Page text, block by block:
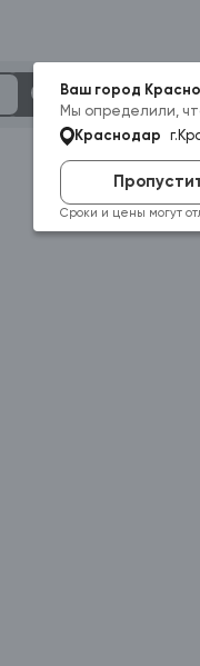
Ваш город
Мы определили,
Краснодар
Сроки и цены могут